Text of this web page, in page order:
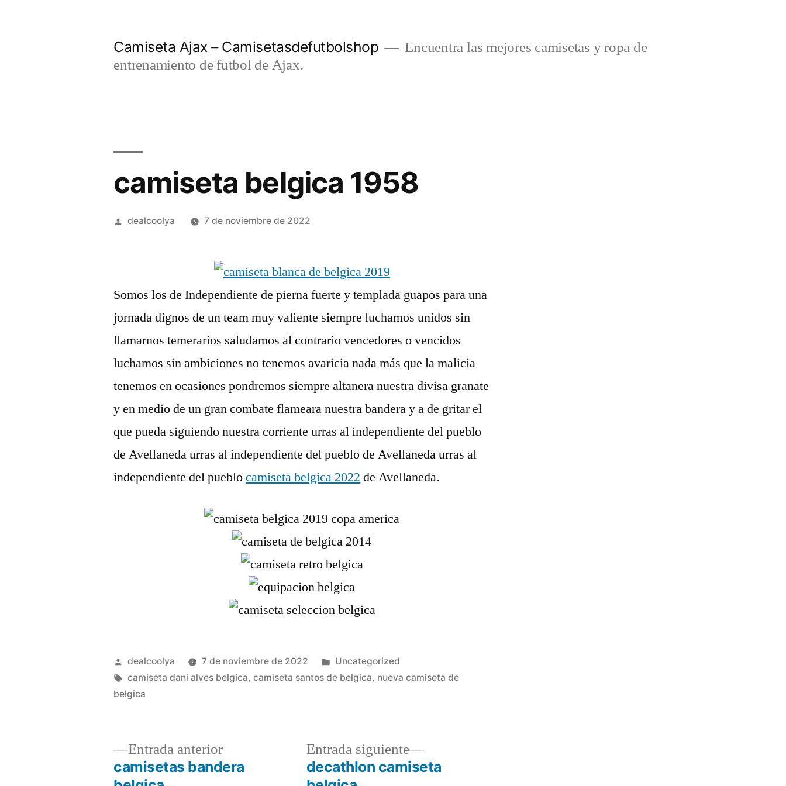
Camiseta Ajax – Camisetasdefutbolshop
Encuentra las mejores camisetas y ropa de
entrenamiento de futbol de Ajax.
camiseta belgica 1958
Publicado
dealcoolya 7 de noviembre de 2022
Somos los de Independiente de pierna fuerte y templada guapos para una
jornada dignos de un team muy valiente siempre luchamos unidos sin
llamarnos temerarios saludamos al contrario vencedores o vencidos
luchamos sin ambiciones no tenemos avaricia nada más que la malicia
tenemos en ocasiones pondremos siempre altanera nuestra divisa granate
y en medio de un gran combate flameara nuestra bandera y a de gritar el
que pueda siguiendo nuestra corriente urras al independiente del pueblo
de Avellaneda urras al independiente del pueblo de Avellaneda urras al
independiente del pueblocamiseta belgica 2022 de Avellaneda.
Publicado
por
dealcoolya 7 de noviembre de 2022
Publicado
en
Uncategorized
Etiquetas:
camiseta dani alves belgica,camiseta santos de belgica, nueva camiseta de
belgica
Entrada anteriorEntrada
anterior:
camisetas bandera
Entrada siguiente
Entrada
siguiente:
decathlon camiseta